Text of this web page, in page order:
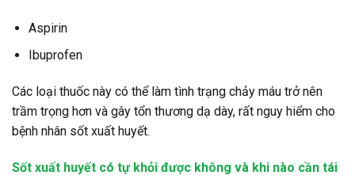
Aspirin
Ibuprofen
Các loại thuốc này có thể làm tình trạng chảy máu trở nên
trầm trọng hơn và gây tổn thương dạ dày, rất nguy hiểm cho
bệnh nhân sốt xuất huyết.
Sốt xuất huyết có tự khỏi được không và khi nào cần tái